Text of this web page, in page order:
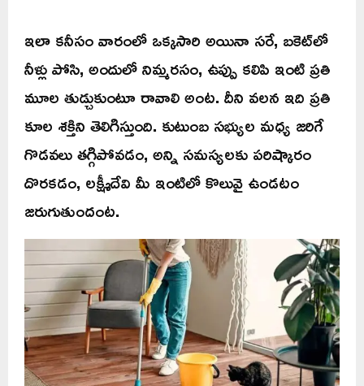
ఇలా కనీసం వారంలో ఒక్కసారి అయినా సరే, బకెట్‌లో
నీళ్లు పోసి, అందులో నిమ్మరసం, ఉప్పు కలిపి ఇంటి ప్రతి
మూల తుడ్చుకుంటూ రావాలి అంట. దీని వలన ఇది ప్రతి
కూల శక్తిని తెలిగిస్తుంది. కుటుంబ సభ్యుల మధ్య జరిగే
గొడవలు తగ్గిపోవడం, అన్ని సమస్యలకు పరిష్కారం
దొరకడం, లక్ష్మీదేవి మీ ఇంటిలో కొలువై ఉండటం
జరుగుతుందంట.